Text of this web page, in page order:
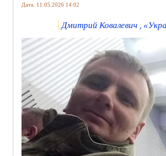
Дата: 11.05.2026 14:02
Дмитрий Ковалевич ,